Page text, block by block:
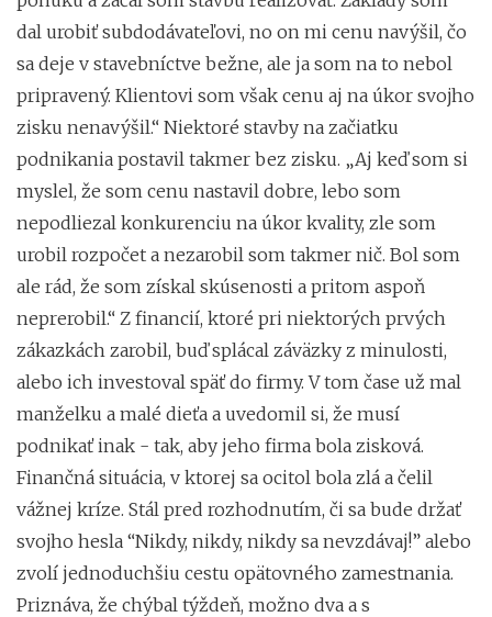
dal urobiť subdodávateľovi, no on mi cenu navýšil, čo
sa deje v stavebníctve bežne, ale ja som na to nebol
pripravený. Klientovi som však cenu aj na úkor svojho
zisku nenavýšil.“ Niektoré stavby na začiatku
podnikania postavil takmer bez zisku. „Aj keď som si
myslel, že som cenu nastavil dobre, lebo som
nepodliezal konkurenciu na úkor kvality, zle som
urobil rozpočet a nezarobil som takmer nič. Bol som
ale rád, že som získal skúsenosti a pritom aspoň
neprerobil.“ Z financií, ktoré pri niektorých prvých
zákazkách zarobil, buď splácal záväzky z minulosti,
alebo ich investoval späť do firmy. V tom čase už mal
manželku a malé dieťa a uvedomil si, že musí
podnikať inak - tak, aby jeho firma bola zisková.
Finančná situácia, v ktorej sa ocitol bola zlá a čelil
vážnej kríze. Stál pred rozhodnutím, či sa bude držať
svojho hesla “Nikdy, nikdy, nikdy sa nevzdávaj!” alebo
zvolí jednoduchšiu cestu opätovného zamestnania.
Priznáva, že chýbal týždeň, možno dva a s